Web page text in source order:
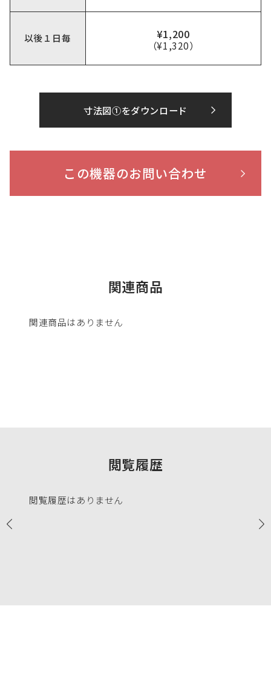
以後１日毎 ¥1,200
（¥1,320）
寸法図①をダウンロード
この機器のお問い合わせ
関連商品
関連商品はありません
閲覧履歴
閲覧履歴はありません